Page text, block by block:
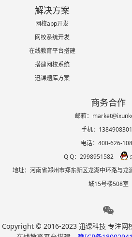
解决方案
网校app开发
网校系统开发
在线教育平台搭建
搭建网校系统
迅课题库方案
商务合作
邮箱：
手机：
电话：400-626-
Q Q：2998951582
地址：河南省郑州市郑东新区龙湖中环路与龙
城15号楼508室
Copyright © 2016-2023 迅课科技 专注网